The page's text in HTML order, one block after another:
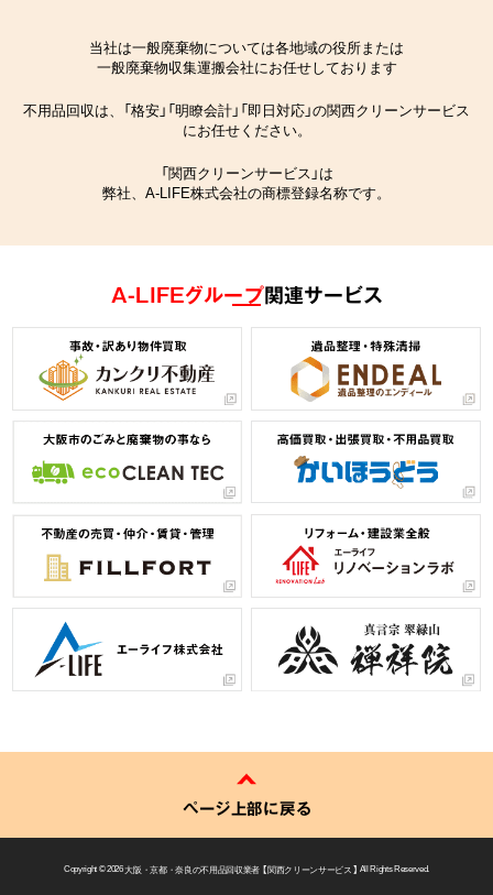
当社は一般廃棄物については各地域の役所または
一般廃棄物収集運搬会社にお任せしております
不用品回収は、「格安」「明瞭会計」「即日対応」の関西クリーンサービス
にお任せください。
「関西クリーンサービス」は
弊社、A-LIFE株式会社の商標登録名称です。
A-LIFEグループ関連サービス
ページ上部に戻る
Copyright © 2026大阪・京都・奈良の不用品回収業者 【 関西クリーンサービス 】 All Rights Reserved.